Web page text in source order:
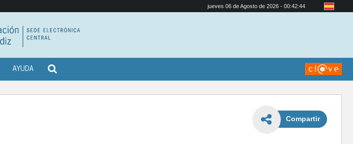
jueves 06 de Agosto de 2026 - 00:42:45
AYUDA
Compartir